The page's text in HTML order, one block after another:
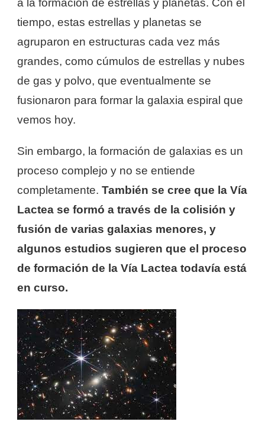
tiempo, estas estrellas y planetas se
agruparon en estructuras cada vez más
grandes, como cúmulos de estrellas y nubes
de gas y polvo, que eventualmente se
fusionaron para formar la galaxia espiral que
vemos hoy.
Sin embargo, la formación de galaxias es un
proceso complejo y no se entiende
completamente. También se cree que la Vía
Lactea se formó a través de la colisión y
fusión de varias galaxias menores, y
algunos estudios sugieren que el proceso
de formación de la Vía Lactea todavía está
en curso.